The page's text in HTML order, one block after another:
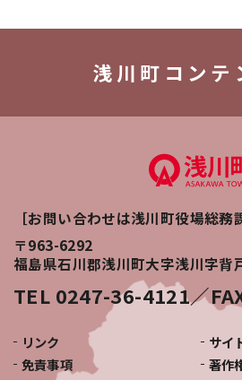
浅川町コンテ
［お問い合わせは浅川町役場総務
〒963-6292
福島県石川郡浅川町大字浅川字背
TEL 0247-36-4121／
リンク
サイ
免責事項
著作